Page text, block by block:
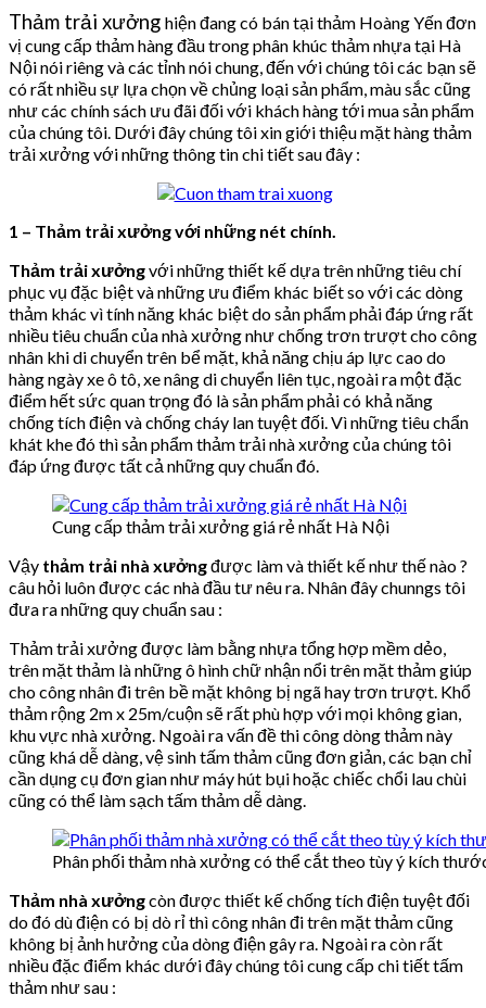
Thảm trải xưởng hiện đang có bán tại thảm Hoàng Yến đơn
vị cung cấp thảm hàng đầu trong phân khúc thảm nhựa tại Hà
Nội nói riêng và các tỉnh nói chung, đến với chúng tôi các bạn sẽ
có rất nhiều sự lựa chọn về chủng loại sản phẩm, màu sắc cũng
như các chính sách ưu đãi đối với khách hàng tới mua sản phẩm
của chúng tôi. Dưới đây chúng tôi xin giới thiệu mặt hàng thảm
trải xưởng với những thông tin chi tiết sau đây :
1 – Thảm trải xưởng với những nét chính.
Thảm trải xưởngvới những thiết kế dựa trên những tiêu chí
phục vụ đặc biệt và những ưu điểm khác biết so với các dòng
thảm khác vì tính năng khác biệt do sản phẩm phải đáp ứng rất
nhiều tiêu chuẩn của nhà xưởng như chống trơn trượt cho công
nhân khi di chuyển trên bể mặt, khả năng chịu áp lực cao do
hàng ngày xe ô tô, xe nâng di chuyển liên tục, ngoài ra một đặc
điểm hết sức quan trọng đó là sản phẩm phải có khả năng
chống tích điện và chống cháy lan tuyệt đối. Vì những tiêu chẩn
khát khe đó thì sản phẩm thảm trải nhà xưởng của chúng tôi
đáp ứng được tất cả những quy chuẩn đó.
Cung cấp thảm trải xưởng giá rẻ nhất Hà Nội
Vậy thảm trải nhà xưởngđược làm và thiết kế như thế nào ?
câu hỏi luôn được các nhà đầu tư nêu ra. Nhân đây chunngs tôi
đưa ra những quy chuẩn sau :
Thảm trải xưởng được làm bằng nhựa tổng hợp mềm dẻo,
trên mặt thảm là những ô hình chữ nhận nổi trên mặt thảm giúp
cho công nhân đi trên bề mặt không bị ngã hay trơn trượt. Khổ
thảm rộng 2m x 25m/cuộn sẽ rất phù hợp với mọi không gian,
khu vực nhà xưởng. Ngoài ra vấn đề thi công dòng thảm này
cũng khá dễ dàng, vệ sinh tấm thảm cũng đơn giản, các bạn chỉ
cần dụng cụ đơn gian như máy hút bụi hoặc chiếc chổi lau chùi
cũng có thể làm sạch tấm thảm dễ dàng.
Phân phối thảm nhà xưởng có thể cắt theo tùy ý kích
Thảm nhà xưởngcòn được thiết kế chống tích điện tuyệt đối
do đó dù điện có bị dò rỉ thì công nhân đi trên mặt thảm cũng
không bị ảnh hưởng của dòng điện gây ra. Ngoài ra còn rất
nhiều đặc điểm khác dưới đây chúng tôi cung cấp chi tiết tấm
thảm như sau :